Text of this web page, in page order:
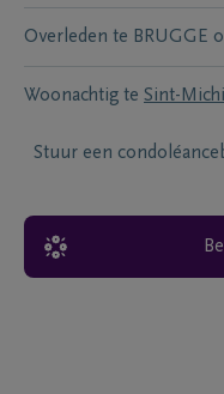
Overleden te BRUGGE
Woonachtig te Sint-
Stuur een